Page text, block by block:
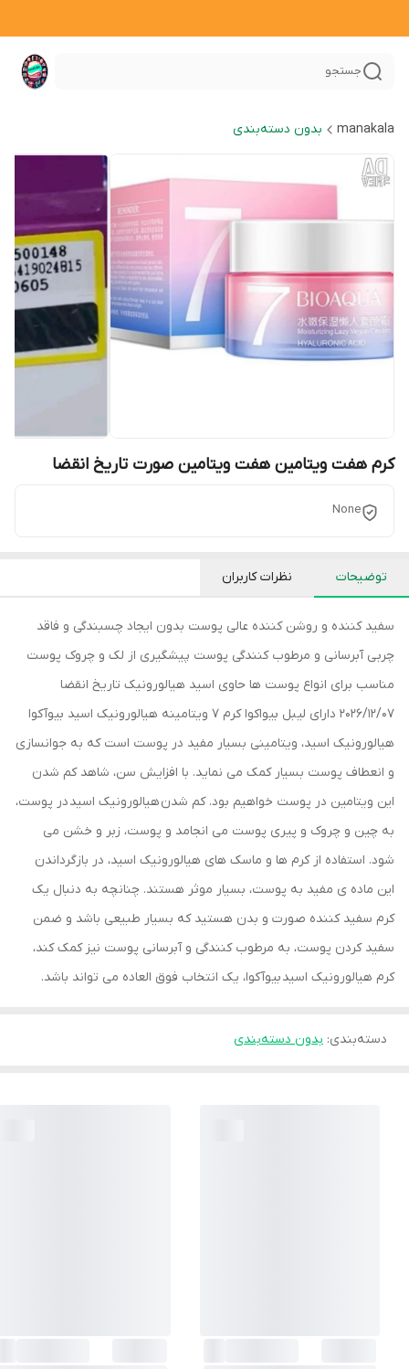
جستجو
manakala بدون دسته‌بندی
کرم هفت ویتامین هفت ویتامین صورت تاریخ انقضا
None
توضیحات نظرات کاربران
سفید کننده و روشن کننده عالی پوست بدون ایجاد چسبندگی و فاقد
چربی آبرسانی و مرطوب کنندگی پوست پیشگیری از لک و چروک پوست
مناسب برای انواع پوست ها حاوی اسید هیالورونیک تاریخ انقضا
2026/12/07 دارای لیبل بیواکوا کرم 7 ویتامینه هیالورونیک اسید بیوآکوا
هیالورونیک اسید، ویتامینی بسیار مفید در پوست است که به جوانسازی
و انعطاف پوست بسیار کمک می نماید. با افزایش سن، شاهد کم شدن
این ویتامین در پوست خواهیم بود. کم شدن هیالورونیک اسید در پوست،
به چین و چروک و پیری پوست می انجامد و پوست، زبر و خشن می
شود. استفاده از کرم ها و ماسک های هیالورونیک اسید، در بازگرداندن
این ماده ی مفید به پوست، بسیار موثر هستند. چنانچه به دنبال یک
کرم سفید کننده صورت و بدن هستید که بسیار طبیعی باشد و ضمن
سفید کردن پوست، به مرطوب کنندگی و آبرسانی پوست نیز کمک کند،
کرم هیالورونیک اسید بیوآکوا، یک انتخاب فوق العاده می تواند باشد.
دسته‌بندی: بدون دسته‌بندی